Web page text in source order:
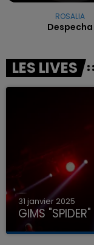
ROSALIA
Despecha
LES LIVES
31 janvier 2025
GIMS